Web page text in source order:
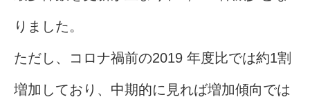
りました。
ただし、コロナ禍前の2019 年度比では約1割
増加しており、中期的に見れば増加傾向では